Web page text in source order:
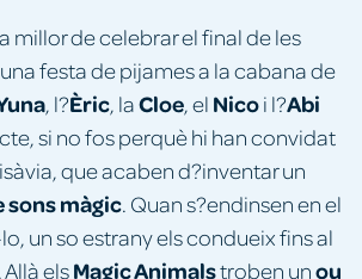
millor de celebrar el final de les
festa de pijames a la cabana de
, l?Èric, laCloe, el Nicoi l?Abi
si no fos perquè hi han convidat
que acaben d?inventar un
màgic. Quan s?endinsen en el
un so estrany els condueix fins al
elsMagic Animalstroben unou